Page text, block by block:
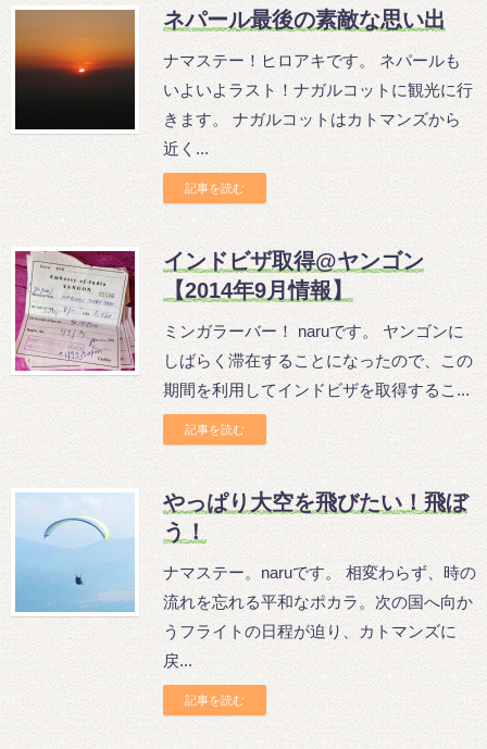
ネパール最後の素敵な思い出
ナマステー！ヒロアキです。 ネパールも
いよいよラスト！ナガルコットに観光に行
きます。 ナガルコットはカトマンズから
近く...
記事を読む
インドビザ取得@ヤンゴン
【2014年9月情報】
ミンガラーバー！ naruです。 ヤンゴンに
しばらく滞在することになったので、この
期間を利用してインドビザを取得するこ...
記事を読む
やっぱり大空を飛びたい！飛ぼ
う！
ナマステー。naruです。 相変わらず、時の
流れを忘れる平和なポカラ。次の国へ向か
うフライトの日程が迫り、カトマンズに
戻...
記事を読む